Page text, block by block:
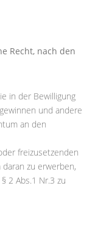
Recht, nach den
in der Bewilligung
und andere
an den
freizusetzenden
zu erwerben,
2 Abs.1 Nr.3 zu